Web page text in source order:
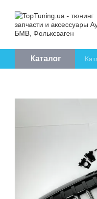
Каталог